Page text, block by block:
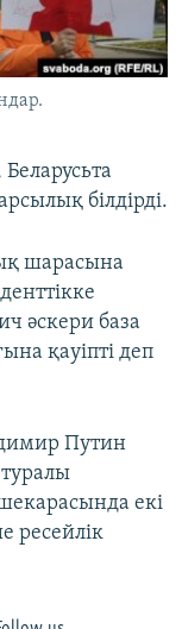
білдірді.
шарасына
әскери база
қауіпті деп
Путин
екі
ресейлік